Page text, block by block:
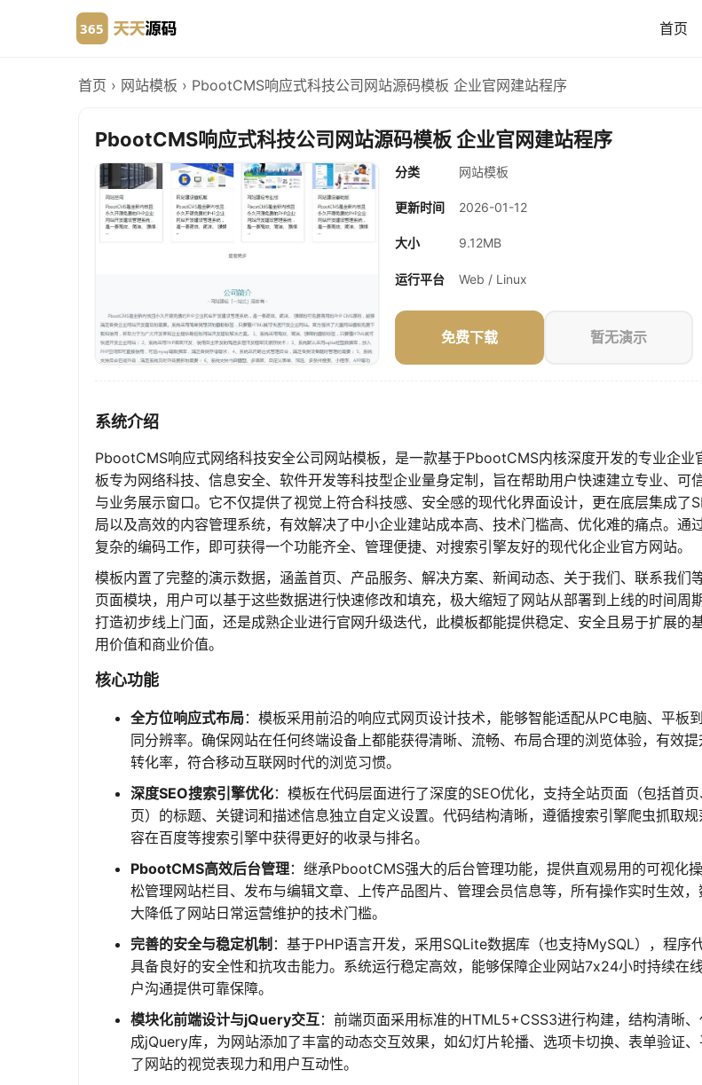
首页
首页 › 网站模板 › PbootCMS响应式科技公司网站源码模板 企业官网建站程序
PbootCMS响应式科技公司网站源码模板 企业官网建站程序
分类 网站模板
更新时间 2026-01-12
大小 9.12MB
运行平台 Web / Linux
免费下载 暂无演示
系统介绍
PbootCMS响应式网络科技安全公司网站模板，是一款基于PbootCMS内核深度开发的专业企业
板专为网络科技、信息安全、软件开发等科技型企业量身定制，旨在帮助用户快速建立专业、可
与业务展示窗口。它不仅提供了视觉上符合科技感、安全感的现代化界面设计，更在底层集成了
局以及高效的内容管理系统，有效解决了中小企业建站成本高、技术门槛高、优化难的痛点。通
复杂的编码工作，即可获得一个功能齐全、管理便捷、对搜索引擎友好的现代化企业官方网站。
模板内置了完整的演示数据，涵盖首页、产品服务、解决方案、新闻动态、关于我们、联系我们
页面模块，用户可以基于这些数据进行快速修改和填充，极大缩短了网站从部署到上线的时间周
打造初步线上门面，还是成熟企业进行官网升级迭代，此模板都能提供稳定、安全且易于扩展的
用价值和商业价值。
核心功能
全方位响应式布局：模板采用前沿的响应式网页设计技术，能够智能适配从PC电脑、平板
同分辨率。确保网站在任何终端设备上都能获得清晰、流畅、布局合理的浏览体验，有效
转化率，符合移动互联网时代的浏览习惯。
深度SEO搜索引擎优化：模板在代码层面进行了深度的SEO优化，支持全站页面（包括首
页）的标题、关键词和描述信息独立自定义设置。代码结构清晰，遵循搜索引擎爬虫抓取
容在百度等搜索引擎中获得更好的收录与排名。
PbootCMS高效后台管理：继承PbootCMS强大的后台管理功能，提供直观易用的可视化
松管理网站栏目、发布与编辑文章、上传产品图片、管理会员信息等，所有操作实时生效
大降低了网站日常运营维护的技术门槛。
完善的安全与稳定机制 ：基于PHP语言开发，采用SQLite数据库（也支持MySQL），程序
具备良好的安全性和抗攻击能力。系统运行稳定高效，能够保障企业网站7x24小时持续在
户沟通提供可靠保障。
模块化前端设计与jQuery交互：前端页面采用标准的HTML5+CSS3进行构建，结构清晰
成jQuery库，为网站添加了丰富的动态交互效果，如幻灯片轮播、选项卡切换、表单验证
了网站的视觉表现力和用户互动性。